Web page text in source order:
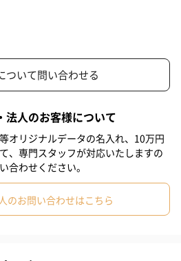
ト）」
の頭文字「G」と、調和を意味する
語でGRAPPORT。
タイルに合わせて“ちょうどいい” “安
#60代 #70代 #80代
ついて問い合わせる
法人のお客様について
オリジナルデータの名入れ、10万円
、専門スタッフが対応いたしますの
合わせください。
のお問い合わせはこちら